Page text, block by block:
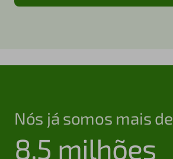
Nós já somos mais de
8,5 milhões